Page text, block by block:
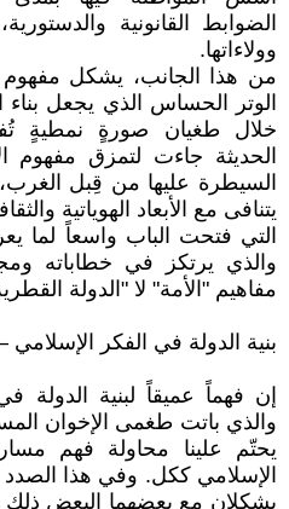
الضوابط القانونية
وولاءاتها.
من هذا الجانب، يشكل مفهوم
الوتر الحساس الذي يجعل بناء
خلال طغيان صورةٍ نمطيةٍ
الحديثة جاءت لتمزق مفهوم
السيطرة عليها من قِبل
يتنافى مع الأبعاد الهوياتية
التي فتحت الباب واسعاً لما
والذي يرتكز في خطاباته
مفاهيم "الأمة" لا "الدولة
بنية الدولة في الفكر الإسلامي
إن فهماً عميقاً لبنية الدولة
والذي باتت طغمى الإخوان
يحتّم علينا محاولة فهم
الإسلامي ككل. وفي هذا الصدد
يشكلان مع بعضهما البعض ذلك